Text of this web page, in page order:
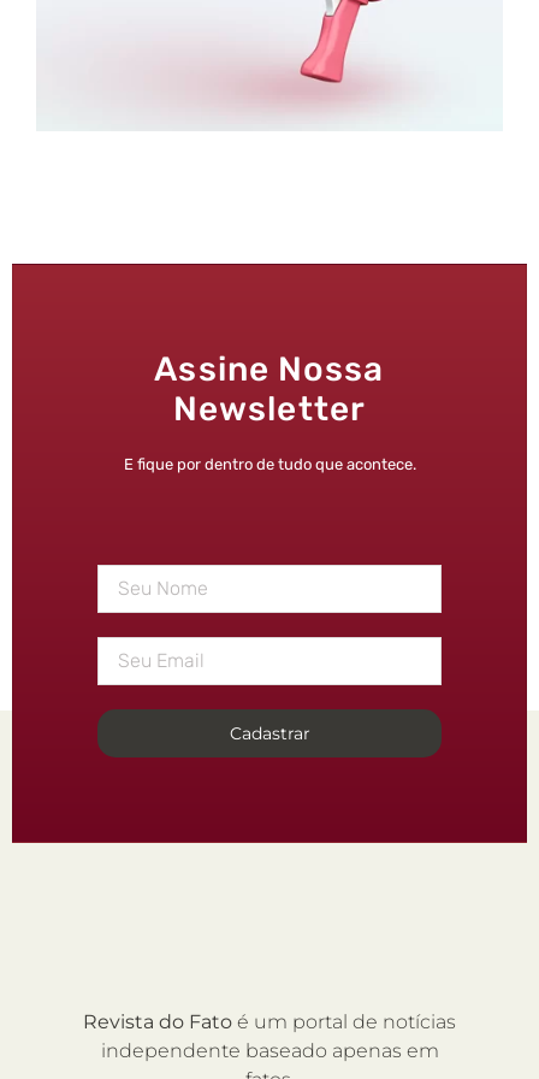
Assine Nossa
Newsletter
E fique por dentro de tudo que acontece.
Cadastrar
Revista do Fato é um portal de notícias
independente baseado apenas em